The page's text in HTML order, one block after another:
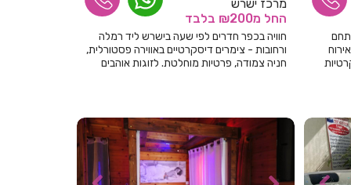
חדרים לפי שעה בבאר שבע
חדרים לפי שעה בבוסתן הגליל
חדרים לפי שעה בבית אלעזרי
חדרים לפי שעה בבית אלפא
חדרים לפי שעה בבית ג'אן
מרכז ישרש
החל מ₪200 בלבד
חוויה בכפר חדרים לפי שעה בישרש ליד רמלה
ורחובות - צימרים דיסקרטיים באווירה פסטורלית,
חניה צמודה, פרטיות מוחלטת. לזוגות אוהבים